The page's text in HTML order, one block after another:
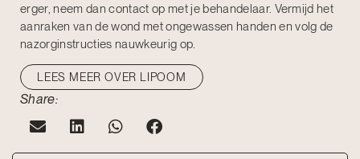
erger, neem dan contact op met je behandelaar. Vermijd het
aanraken van de wond met ongewassen handen en volg de
nazorginstructies nauwkeurig op.
LEES MEER OVER LIPOOM
Share: